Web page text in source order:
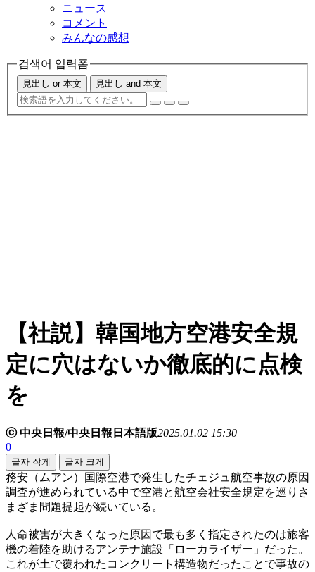
ニュース
コメント
みんなの感想
검색어 입력폼
見出し or 本文 見出し and 本文
【社説】韓国地方空港安全規
定に穴はないか徹底的に点検
を
ⓒ 中央日報/中央日報日本語版2025.01.02 15:30
0
글자 작게 글자 크게
務安（ムアン）国際空港で発生したチェジュ航空事故の原因
調査が進められている中で空港と航空会社安全規定を巡りさ
まざま問題提起が続いている。
人命被害が大きくなった原因で最も多く指定されたのは旅客
機の着陸を助けるアンテナ施設「ローカライザー」だった。
これが土で覆われたコンクリート構造物だったことで事故の